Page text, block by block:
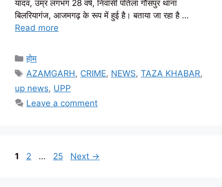
यादव, उम्र लगभग 28 वर्ष, निवासी पतिला गौसपुर थाना
बिलरियागंज, आजमगढ़ के रूप में हुई है। बताया जा रहा है …
Read more
Categories
होम
Tags
AZAMGARH , CRIME, NEWS,TAZA KHABAR,
up news, UPP
Leave a comment
Page
1 Page
2 … Page
25 Next →